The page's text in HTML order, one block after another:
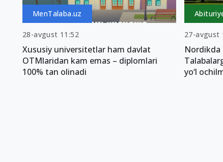
MenTalaba.uz
28-avgust 11:52
Xususiy universitetlar ham davlat
OTMlaridan kam emas – diplomlari
100% tan olinadi
27-avgust
yo‘l